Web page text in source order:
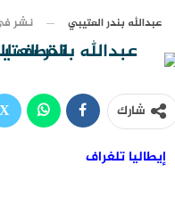
عبدالله بندر العتيبي نشر
شارك
إيطاليا تلغراف